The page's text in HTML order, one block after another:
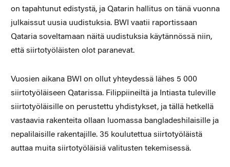
on tapahtunut edistystä, ja Qatarin hallitus on tänä vuonna
julkaissut uusia uudistuksia. BWI vaatii raportissaan
Qataria soveltamaan näitä uudistuksia käytännössä niin,
että siirtotyöläisten olot paranevat.
Vuosien aikana BWI on ollut yhteydessä lähes 5 000
siirtotyöläiseen Qatarissa. Filippiineiltä ja Intiasta tuleville
siirtotyöläisille on perustettu yhdistykset, ja tällä hetkellä
vastaavia rakenteita ollaan luomassa bangladeshilaisille ja
nepalilaisille rakentajille. 35 koulutettua siirtotyöläistä
auttaa muita siirtotyöläisiä valitusten tekemisessä.